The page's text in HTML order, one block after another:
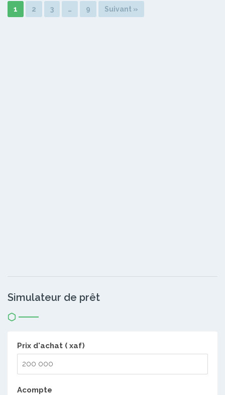
1 2 3 … 9 Suivant »
Simulateur de prêt
Prix d'achat ( xaf)
Acompte